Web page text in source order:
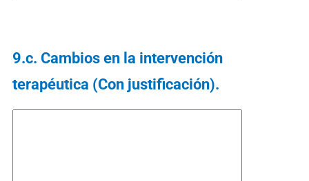
9.c. Cambios en la intervención
terapéutica (Con justificación).